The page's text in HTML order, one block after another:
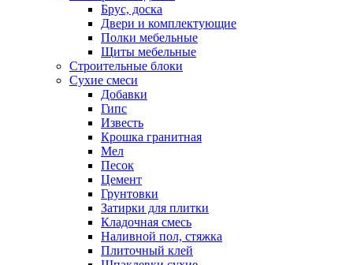
Брус, доска
Двери и комплектующие
Полки мебельные
Щиты мебельные
Строительные блоки
Сухие смеси
Добавки
Гипс
Известь
Крошка гранитная
Мел
Песок
Цемент
Грунтовки
Затирки для плитки
Кладочная смесь
Наливной пол, стяжка
Плиточный клей